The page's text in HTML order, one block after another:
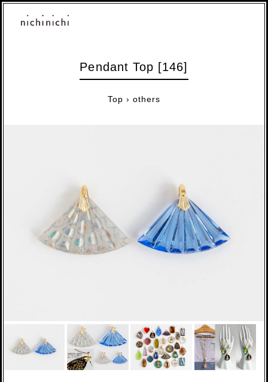
Pendant Top [146]
Top › others